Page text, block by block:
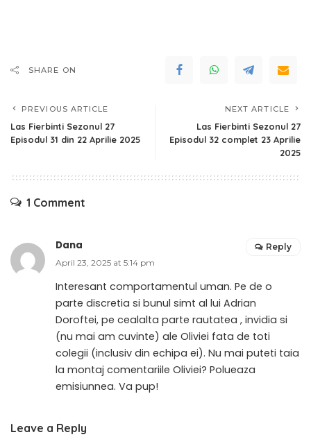
SHARE ON
PREVIOUS ARTICLE
Las Fierbinti Sezonul 27
Episodul 31 din 22 Aprilie 2025
NEXT ARTICLE
Las Fierbinti Sezonul 27
Episodul 32 complet 23 Aprilie
2025
1 Comment
Dana
April 23, 2025 at 5:14 pm
Interesant comportamentul uman. Pe de o
parte discretia si bunul simt al lui Adrian
Doroftei, pe cealalta parte rautatea , invidia si
(nu mai am cuvinte) ale Oliviei fata de toti
colegii (inclusiv din echipa ei). Nu mai puteti taia
la montaj comentariile Oliviei? Polueaza
emisiunnea. Va pup!
Reply
Leave a Reply